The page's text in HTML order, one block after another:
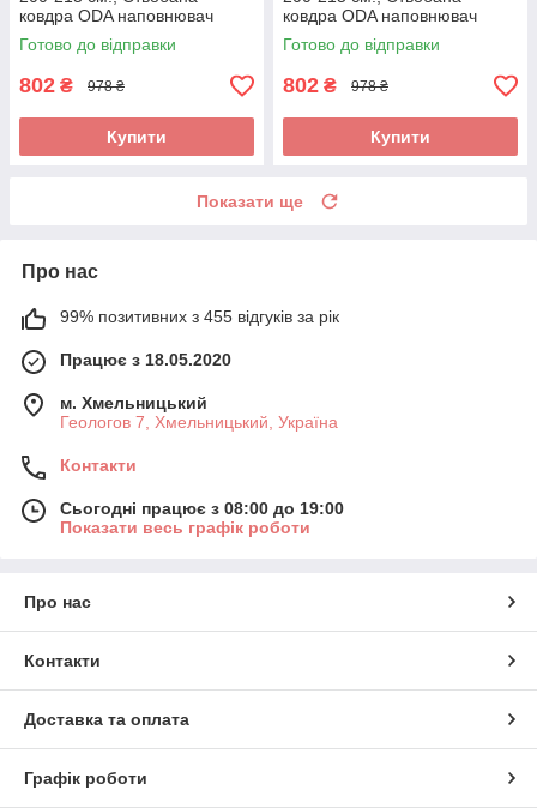
ковдра ODA наповнювач
хлопок - Хлопкопон
Готово до відправки
802 ₴ 978 ₴
Купити
ковдра ODA наповнювач
хлопок - Хлопкопон
Готово до відправки
802 ₴ 978 ₴
Купити
Показати ще
Про нас
99% позитивних з 455 відгуків за рік
Працює з 18.05.2020
м. Хмельницький
Геологов 7, Хмельницький, Україна
Контакти
Сьогодні працює з 08:00 до 19:00
Показати весь графік роботи
Про нас
Контакти
Доставка та оплата
Графік роботи